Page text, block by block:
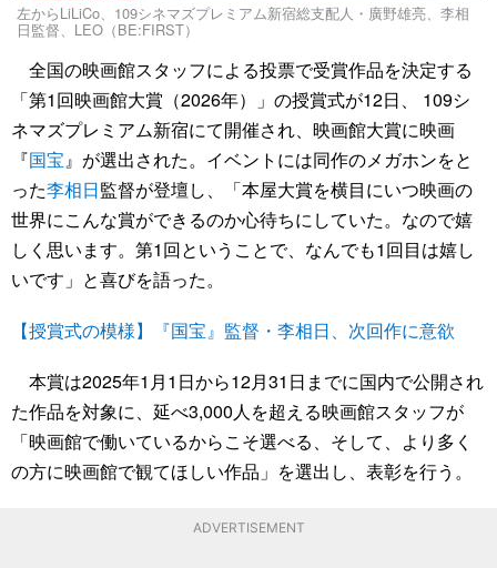
左からLiLiCo、109シネマズプレミアム新宿総支配人・廣野雄亮、李相
日監督、LEO（BE:FIRST）
全国の映画館スタッフによる投票で受賞作品を決定する
「第1回映画館大賞（2026年）」の授賞式が12日、 109シ
ネマズプレミアム新宿にて開催され、映画館大賞に映画
『国宝』が選出された。イベントには同作のメガホンをと
った李相日監督が登壇し、「本屋大賞を横目にいつ映画の
世界にこんな賞ができるのか心待ちにしていた。なので嬉
しく思います。第1回ということで、なんでも1回目は嬉し
いです」と喜びを語った。
【授賞式の模様】『国宝』監督・李相日、次回作に意欲
本賞は2025年1月1日から12月31日までに国内で公開され
た作品を対象に、延べ3,000人を超える映画館スタッフが
「映画館で働いているからこそ選べる、そして、より多く
の方に映画館で観てほしい作品」を選出し、表彰を行う。
ADVERTISEMENT